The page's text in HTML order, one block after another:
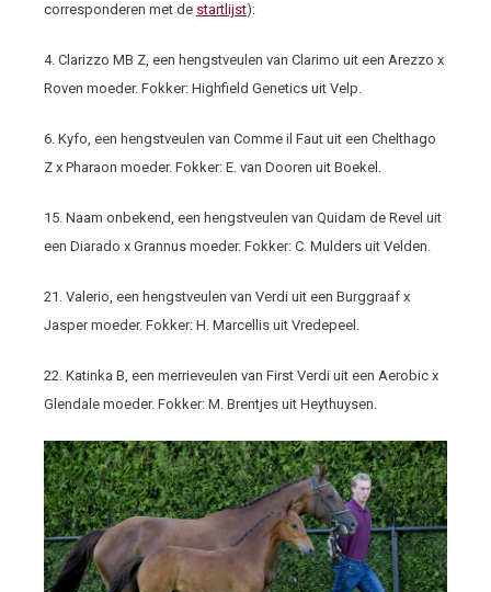
corresponderen met de startlijst):
4. Clarizzo MB Z, een hengstveulen van Clarimo uit een Arezzo x
Roven moeder. Fokker: Highfield Genetics uit Velp.
6. Kyfo, een hengstveulen van Comme il Faut uit een Chelthago
Z x Pharaon moeder. Fokker: E. van Dooren uit Boekel.
15. Naam onbekend, een hengstveulen van Quidam de Revel uit
een Diarado x Grannus moeder. Fokker: C. Mulders uit Velden.
21. Valerio, een hengstveulen van Verdi uit een Burggraaf x
Jasper moeder. Fokker: H. Marcellis uit Vredepeel.
22. Katinka B, een merrieveulen van First Verdi uit een Aerobic x
Glendale moeder. Fokker: M. Brentjes uit Heythuysen.